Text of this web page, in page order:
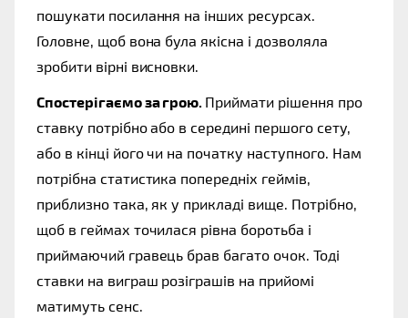
пошукати посилання на інших ресурсах.
Головне, щоб вона була якісна і дозволяла
зробити вірні висновки.
Спостерігаємо за грою. Приймати рішення про
ставку потрібно або в середині першого сету,
або в кінці його чи на початку наступного. Нам
потрібна статистика попередніх геймів,
приблизно така, як у прикладі вище. Потрібно,
щоб в геймах точилася рівна боротьба і
приймаючий гравець брав багато очок. Тоді
ставки на виграш розіграшів на прийомі
матимуть сенс.